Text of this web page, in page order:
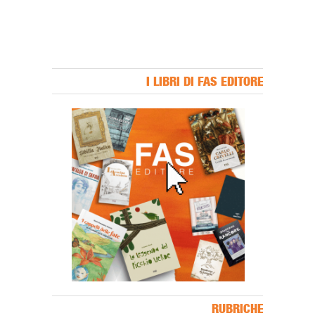
I LIBRI DI FAS EDITORE
RUBRICHE